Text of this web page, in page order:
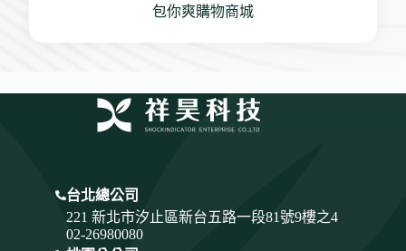
包你爽購物商城
台北總公司
221 新北市汐止區新台五路一段81號9樓之4
02-26980080